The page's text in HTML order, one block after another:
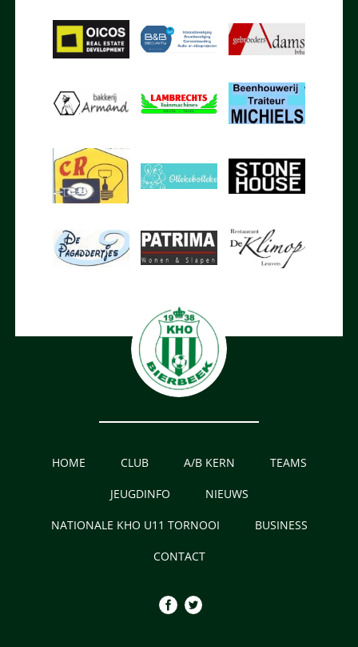
HOME CLUB A/B KERN TEAMS
JEUGDINFO NIEUWS
NATIONALE KHO U11 TORNOOI BUSINESS
CONTACT